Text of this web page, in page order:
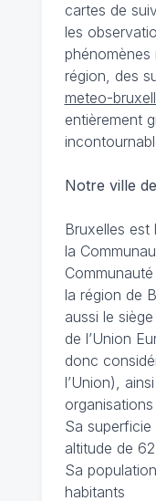
cartes de
les
phénomènes
région, des
meteo-
entièrement
Notre ville
Bruxelles est
la
la région de
aussi le
de l’Union
donc
l’Union),
Sa superficie
altitude de
Sa
habitants